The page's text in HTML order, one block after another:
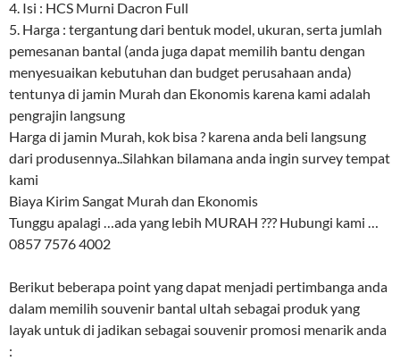
4. Isi : HCS Murni Dacron Full
5. Harga : tergantung dari bentuk model, ukuran, serta jumlah
pemesanan bantal (anda juga dapat memilih bantu dengan
menyesuaikan kebutuhan dan budget perusahaan anda)
tentunya di jamin Murah dan Ekonomis karena kami adalah
pengrajin langsung
Harga di jamin Murah, kok bisa ? karena anda beli langsung
dari produsennya..Silahkan bilamana anda ingin survey tempat
kami
Biaya Kirim Sangat Murah dan Ekonomis
Tunggu apalagi …ada yang lebih MURAH ??? Hubungi kami …
0857 7576 4002
Berikut beberapa point yang dapat menjadi pertimbanga anda
dalam memilih souvenir bantal ultah sebagai produk yang
layak untuk di jadikan sebagai souvenir promosi menarik anda
: